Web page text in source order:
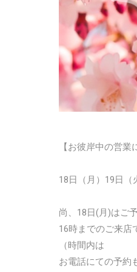
【お彼岸中の営業
18日（月）19日
尚、18日(月)はご
16時までのご来店
（時間内は
お電話にての予約